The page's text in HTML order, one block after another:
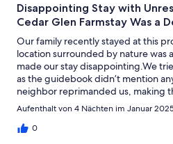
Disappointing Stay with
Cedar Glen Farmstay Was a
Our family recently stayed at this
location surrounded by nature was
made our stay disappointing.We
as the guidebook didn’t mention
neighbor reprimanded us, making
uncomfortable. We avoided using
day riding several bikes and
Aufenthalt von 4 Nächten im Januar
0